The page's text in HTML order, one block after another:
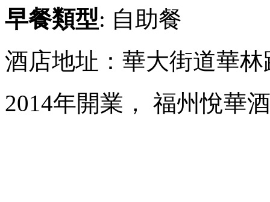
早餐類型: 自助餐
酒店地址：華大街道華林
2014年開業， 福州悅